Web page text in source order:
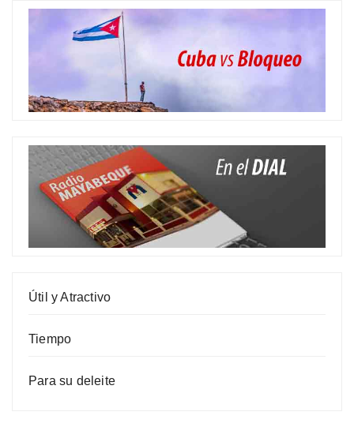
Útil y Atractivo
Tiempo
Para su deleite